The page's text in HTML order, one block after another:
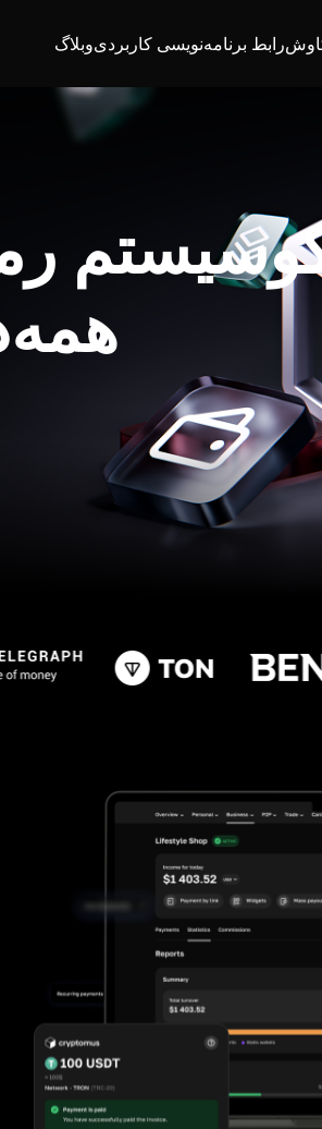
رابط برنامه‌نویسی کاربردیوبلاگ